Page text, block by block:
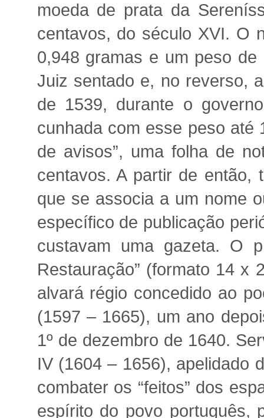
moeda de prata da
centavos, do século XVI. O
0,948 gramas e um peso
Juiz sentado e, no reverso,
de 1539, durante o
cunhada com esse peso até
de avisos”, uma folha de
centavos. A partir de então,
que se associa a um nome
específico de publicação
custavam uma gazeta. O
Restauração” (formato 14 x
alvará régio concedido ao
(1597 – 1665), um ano
1º de dezembro de 1640.
IV (1604 – 1656), apelidado
combater os “feitos” dos
espírito do povo português,